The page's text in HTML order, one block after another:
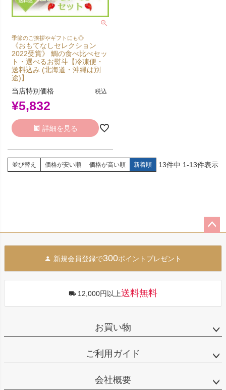
季節のご挨拶やギフトにも◎
《おもてなしセレクション
2022受賞》 鯛の食べ比べセッ
ト・選べるお熨斗【冷凍便・
送料込み (北海道・沖縄は別
途)】
当店特別価格
¥5,832
税込
詳細を見る
並び替え 価格が安い順 価格が高い順 新着順 13件中 1-13件表示
へ
新規会員登録で300ポイントプレゼント
12,000円以上送料無料
お買い物
ご利用ガイド
会社概要